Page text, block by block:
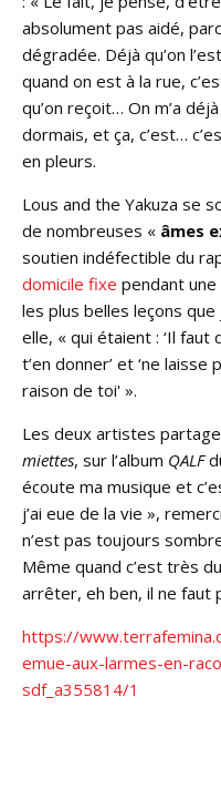
absolument pas aidé,
dégradée. Déjà qu’on
quand on est à la rue,
qu’on reçoit… On m’a
dormais, et ça, c’est…
en pleurs.
Lous and the Yakuza se
de nombreuses « âmes
soutien indéfectible du
domicile fixe pendant une
les plus belles leçons
elle, « qui étaient : ‘Il faut
t’en donner’ et ‘ne
raison de toi' ».
Les deux artistes
miettes, sur l’album QALF
écoute ma musique et
j’ai eue de la vie »,
n’est pas toujours
Même quand c’est très
arrêter, eh ben, il ne faut
https://
emue-aux-larmes-en-
sdf_a355814/1